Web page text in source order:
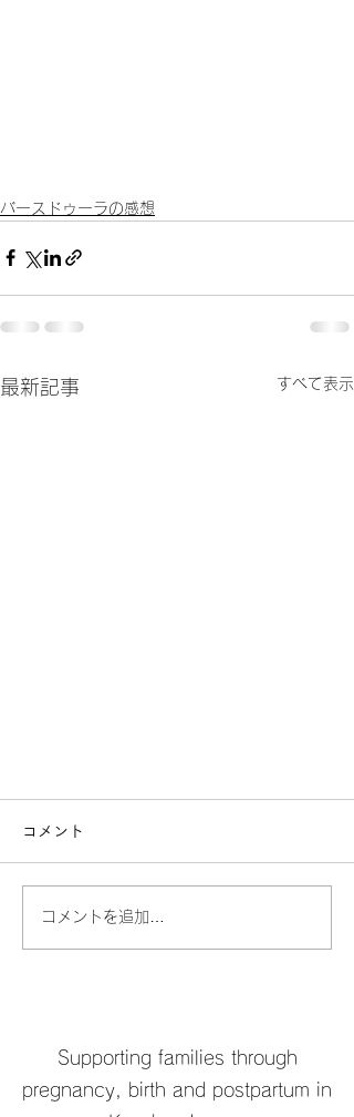
バースドゥーラの感想
最新記事 すべて表示
コメント
コメントを追加…
Supporting families through
pregnancy, birth and postpartum in